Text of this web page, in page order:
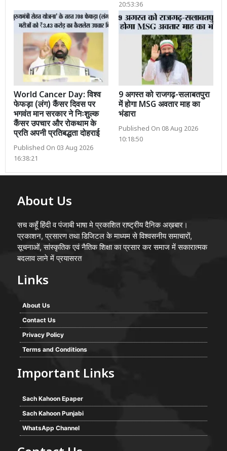
20:53:36
World Cancer Day: विश्व
फेफड़ा (लंग) कैंसर दिवस पर
भगवंत मान सरकार ने निःशुल्क
कैंसर उपचार और रोकथाम के
प्रति अपनी प्रतिबद्धता दोहराई
Published On 03 Aug 2026
16:38:21
9 अगस्त को राजगढ़-सलाबतपुरा
में होगा MSG अवतार माह का
भंडारा
Published On 08 Aug 2026
10:18:50
About Us
सच कहूँ हिंदी व पंजाबी भाषा मे प्रकाशित राष्ट्रीय दैनिक अख़बार।
प्रकाशन, प्रसारण तथा डिजिटल के माध्यम से विश्वसनीय समाचारों,
सूचनाओं, सांस्कृतिक एवं नैतिक शिक्षा का प्रसार कर समाज में सकारात्मक
बदलाव लाने में प्रयासरत
Links
About Us
Contact Us
Privacy Policy
Terms and Conditions
Important Links
Sach Kahoon Epaper
Sach Kahoon Punjabi
WhatsApp Channel